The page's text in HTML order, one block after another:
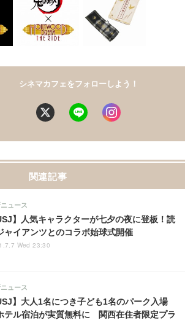
シネマカフェをフォローしよう！
関連記事
】人気キャラクターが七夕の夜に登板！読
ャイアンツとのコラボ始球式開催
ュース
Wed 23:30
】大人1名につき子ども1名のパーク入場
テル宿泊が実質無料に 関西在住者限定プラ
ュース